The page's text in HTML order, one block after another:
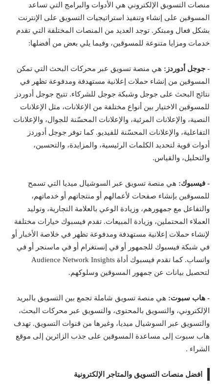
منصات التسويق الإلكتروني هي الأدوات والبرامج التي تساعد
المسوقين على إنشاء وتنفيذ استراتيجيات التسويق على الإنترنت
بشكل فعال ومبتكر. توجد العديد من المنصات المختلفة التي تقدم
خدمات ومزايا متنوعة للمسوقين، وفيما يلي بعض من أفضلها:
- جوجل أدوردز: هي منصة تسويق عبر محركات البحث التي تمكن
المسوقين من إنشاء حملات إعلانية مستهدفة ومدفوعة تظهر في
نتائج البحث على جوجل وشبكة جوجل للشركاء. تتيح جوجل أدوردز
للمسوقين الاختيار بين أنواع مختلفة من الإعلانات، مثل الإعلانات
النصية، والإعلانات المرئية، والإعلانات المحسّنة للجوال، والإعلانات
التفاعلية، والإعلانات المحسّنة للفيديو. كما توفر جوجل أدوردز
أدوات قوية لتحديد الكلمات الرئيسية، والمزايدة، والتحسين،
والتحليل، والقياس.
- فيسبوك: هي منصة تسويق عبر السوشيال ميديا التي تسمح
للمسوقين بإنشاء صفحات لأعمالهم أو منتجاتهم أو خدماتهم،
والتفاعل مع جمهورهم، وزيادة الوعي بالعلامة التجارية، وتوليد
العملاء المحتملين، وزيادة المبيعات. تقدم فيسبوك خيارات مختلفة
لإنشاء حملات إعلانية مستهدفة ومدفوعة تظهر في خلاصة الأخبار أو
في شبكة فيسبوك للجمهور أو في إنستغرام أو في ماسنجر أو في
واتساب. كما تقدم فيسبوك أداة Audience Network Insights
لتحصيل بيانات عن جمهور المسوقين وسلوكهم.
- هاب سبوت: هي منصة تسويق شاملة تجمع بين التسويق بالبريد
الإلكتروني، والتسويق بالمحتوى، والتسويق عبر محركات البحث،
والتسويق عبر السوشيال ميديا، وغيرها من قنوات التسويق. تهدف
هاب سبوت إلى مساعدة المسوقين على جذب الزائرين إلى موقع
الشراء .
افضل منصات التسويق والمتاجر الإلكترونية